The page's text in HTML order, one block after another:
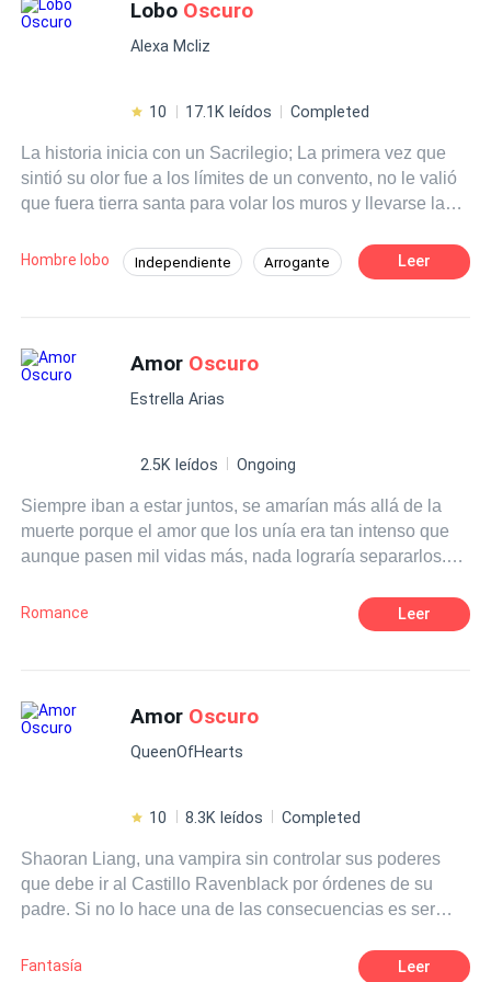
Lobo Oscuro
Alexa Mcliz
10 17.1K leídos Completed
La historia inicia con un Sacrilegio; La primera vez que
sintió su olor fue a los límites de un convento, no le valió
que fuera tierra santa para volar los muros y llevarse la
animales, a la puerta de este amor que iniciará como una
terrorífica tragedia para nuestra heroína, se interpondrán
Hombre lobo Independiente Arrogante Leer
Amor Oscuro
Estrella Arias
2.5K leídos Ongoing
Siempre iban a estar juntos, se amarían más allá de la
muerte porque el amor que los unía era tan intenso que
aunque pasen mil vidas más, nada lograría separarlos.
prometo"
Romance Leer
Amor Oscuro
QueenOfHearts
10 8.3K leídos Completed
Shaoran Liang, una vampira sin controlar sus poderes
que debe ir al Castillo Ravenblack por órdenes de su
padre. Si no lo hace una de las consecuencias es ser
peor pesadilla. Sin opciones y en contra de su voluntad
Fantasía Leer